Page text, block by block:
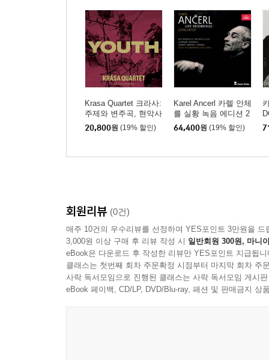
Krasa Quartet 크라사:
주제와 변주곡, 현악사
중주 2번 (Youth - Kras
a, Ancerl, Schulhoff)
20,800원 (19% 할인)
Karel Ancerl 카렐 안체
를 실황 녹음 에디션 2
집 (Live Recordings &
Concertos Vol.2) [7CD
64,400원 (19% 할인)
회원리뷰 (0건)
매주 10건의 우수리뷰를 선정하여 YES포인트 3만원을 드
3,000원 이상 구매 후 리뷰 작성 시 일반회원 300원, 마니
eBook은 다운로드 후 작성한 리뷰만 YES포인트 지급됩니
클래스는 첫번째 회차 주문확정 시점부터 마지막 회차 주
사락 독서모임으로 진행된 클래스는 사락 독서모임 게시
eBook 페이백, CD/LP, DVD/Blu-ray, 패션 및 판매금지 상